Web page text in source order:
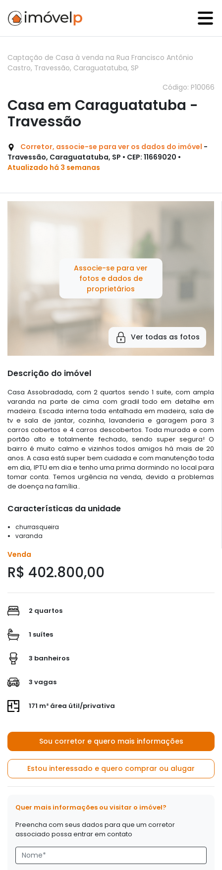
Captação de Casa à venda na Rua Francisco Antônio
Castro, Travessão, Caraguatatuba, SP
Código: P10066
Casa em Caraguatatuba -
Travessão
Corretor, associe-se para ver os dados do imóvel -
Travessão, Caraguatatuba, SP • CEP: 11669020 •
Atualizado há 3 semanas
Associe-se para ver
fotos e dados de
proprietários
Ver todas as fotos
Descrição do imóvel
Casa Assobradada, com 2 quartos sendo 1 suite, com ampla
varanda na parte de cima com gradil todo em detalhe em
madeira. Escada interna toda entalhada em madeira, sala de
tv e sala de jantar, cozinha, lavanderia e garagem para 3
carros cobertos e 4 carros descobertos. Toda murada e com
portão alto e totalmente fechado, sendo super segura! O
bairro é muito calmo e vizinhos todos amigos há mais de 20
anos. A casa está super bem cuidada e com manutenção toda
em dia, IPTU em dia e tenho uma prima dormindo no local para
tomar conta. Temos urgência na venda, devido a problemas
de doença na família..
Características da unidade
churrasqueira
varanda
Venda
R$ 402.800,00
2 quartos
1 suítes
3 banheiros
3 vagas
171 m² área útil/privativa
Sou corretor e quero mais informações
Estou interessado e quero comprar ou alugar
Quer mais informações ou visitar o imóvel?
Preencha com seus dados para que um corretor
associado possa entrar em contato